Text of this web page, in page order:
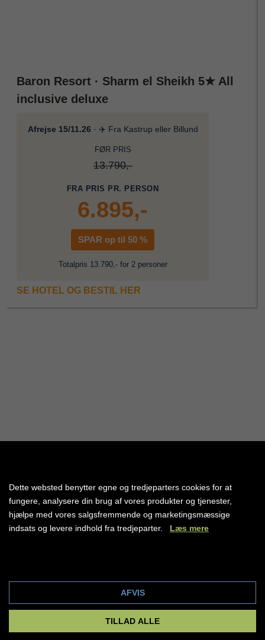
Baron Resort · Sharm el Sheikh 5★ All
inclusive deluxe
Afrejse 15/11.26 · ✈️ Fra Kastrup eller Billund
FØR PRIS
13.790,-
FRA PRIS PR. PERSON
6.895,-
SPAR op til 50 %
Totalpris 13.790,- for 2 personer
SE HOTEL OG BESTIL HER
autentisk ferie i Calabrien?
Tag med os på en solrig efterårsferie, du sent vil glemme! Vi
har samlet et udvalg af spændende rejsemål og hoteller, der
Egypten
Dette websted benytter egne og tredjeparters cookies for at
fungere, analysere din brug af vores produkter og tjenester,
hjælpe med vores salgsfremmende og marketingsmæssige
indsats og levere indhold fra tredjeparter. Læs mere
AFVIS
TILLAD ALLE